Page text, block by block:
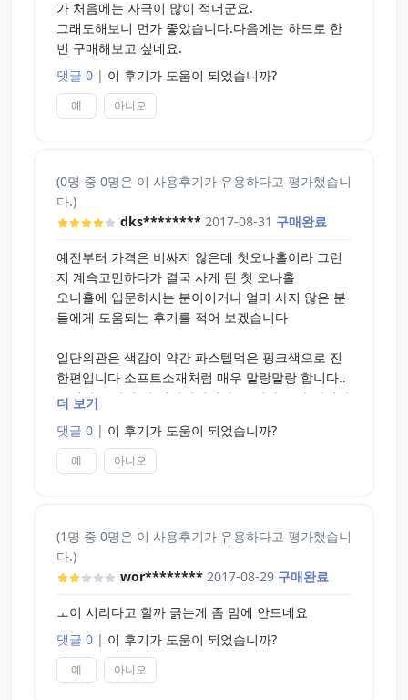
가 처음에는 자극이 많이 적더군요.
그래도해보니 먼가 좋았습니다.다음에는 하드로 한
번 구매해보고 싶네요.
댓글 0 | 이 후기가 도움이 되었습니까?
예 아니오
(0명 중 0명은 이 사용후기가 유용하다고 평가했습니
다.)
dks******** 2017-08-31 구매완료
예전부터 가격은 비싸지 않은데 첫오나홀이라 그런
지 계속고민하다가 결국 사게 된 첫 오나홀
오니홀에 입문하시는 분이이거나 얼마 사지 않은 분
들에게 도움되는 후기를 적어 보겠습니다
일단외관은 색감이 약간 파스텔먹은 핑크색으로 진
한편입니다 소프트소재처럼 매우 말랑말랑 합니다..
그래서 그런지 잘 뒤집어집니다 (그렇다고 막 뒤집어
내구성은 조심스럽게 관리만 잘하면 괜찮아보입니다
워낙 버진루프제품이 세척하기 쉬운제품이라.. 전 구
자극으로는 정말로 솔직하게 처음봤을때 손가락을
넣어보고 이게 자극이 오긴 할까 싶었는데 주름이 긁
조임부분은 그렇게 강하게 잡아주지는 않습니다 구
멍은 직아보이지만 말랑말랑해서 굉장히 잘들어갑니
다
더 보기
댓글 0 | 이 후기가 도움이 되었습니까?
예 아니오
(1명 중 0명은 이 사용후기가 유용하다고 평가했습니
다.)
wor******** 2017-08-29 구매완료
ㅗ이 시리다고 할까 긁는게 좀 맘에 안드네요
댓글 0 | 이 후기가 도움이 되었습니까?
예 아니오